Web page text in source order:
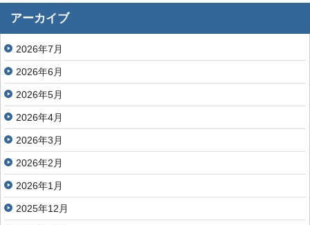
アーカイブ
2026年7月
2026年6月
2026年5月
2026年4月
2026年3月
2026年2月
2026年1月
2025年12月